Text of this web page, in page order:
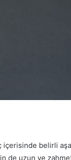
belirli
de uzun ve